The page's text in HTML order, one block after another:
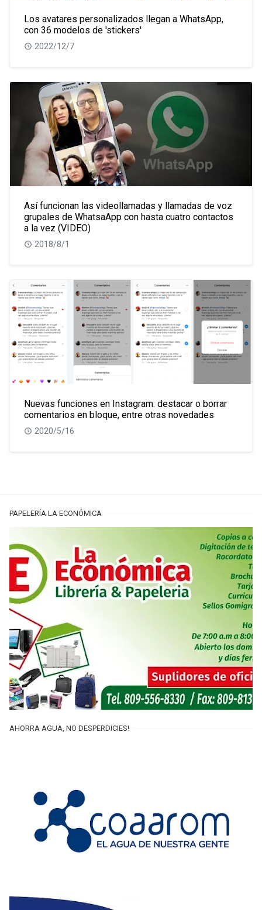
Los avatares personalizados llegan a WhatsApp,
con 36 modelos de 'stickers'
2022/12/7
Así funcionan las videollamadas y llamadas de voz
grupales de WhatsaApp con hasta cuatro contactos
a la vez (VIDEO)
2018/8/1
Nuevas funciones en Instagram: destacar o borrar
comentarios en bloque, entre otras novedades
2020/5/16
PAPELERÍA LA ECONÓMICA
AHORRA AGUA, NO DESPERDICIES!